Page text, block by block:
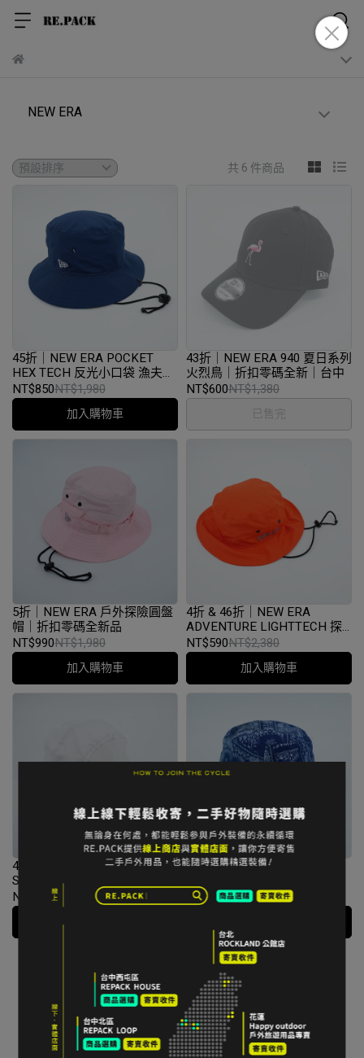
NEW ERA
共 6 件商品
45折｜NEW ERA POCKET
HEX TECH 反光小口袋 漁夫帽
｜折扣零碼全新品｜台中
NT$850NT$1,980
加入購物車
43折｜NEW ERA 940 夏日系列
火烈鳥｜折扣零碼全新｜台中
NT$600NT$1,380
已售完
5折｜NEW ERA 戶外探險圓盤
帽｜折扣零碼全新品
NT$990NT$1,980
加入購物車
4折 & 46折｜NEW ERA
ADVENTURE LIGHTTECH 探
險圓盤帽｜折扣零碼全新品
NT$590NT$2,380
加入購物車
47折｜NEW ERA 漁夫帽
SPORT 白｜折扣零碼全新品
NT$880NT$1,880
41折｜NEW ERA 雙面佩斯利
NT$690NT$1,680